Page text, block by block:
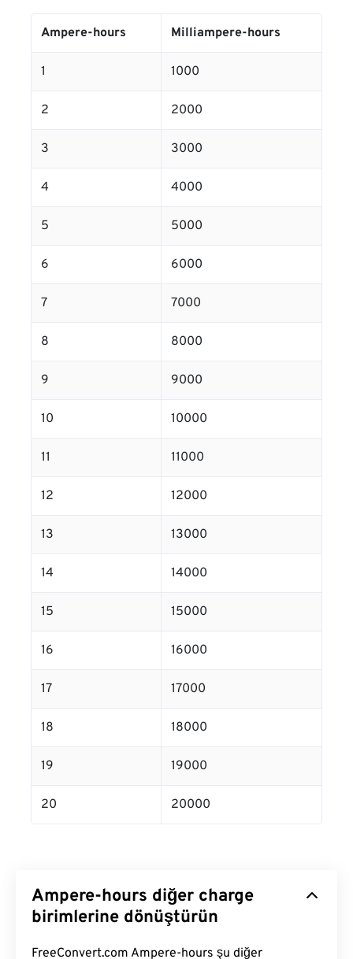
Ampere-hours Milliampere-hours
1 1000
2 2000
3 3000
4 4000
5 5000
6 6000
7 7000
8 8000
9 9000
10 10000
11 11000
12 12000
13 13000
14 14000
15 15000
16 16000
17 17000
18 18000
19 19000
20 20000
Ampere-hours diğer charge
birimlerine dönüştürün
FreeConvert.com Ampere-hours şu diğer